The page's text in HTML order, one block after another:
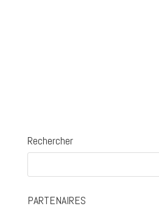
Rechercher
PARTENAIRES